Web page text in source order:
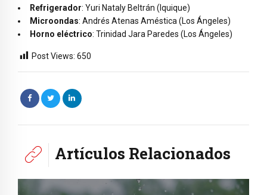
Refrigerador: Yuri Nataly Beltrán (Iquique)
Microondas: Andrés Atenas Améstica (Los Ángeles)
Horno eléctrico: Trinidad Jara Paredes (Los Ángeles)
Post Views: 650
Artículos Relacionados